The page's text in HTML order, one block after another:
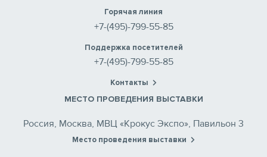
Горячая линия
+7-(495)-799-55-85
Поддержка посетителей
+7-(495)-799-55-85
Контакты
МЕСТО ПРОВЕДЕНИЯ ВЫСТАВКИ
Россия, Москва, МВЦ «Крокус Экспо», Павильон 3
Место проведения выставки